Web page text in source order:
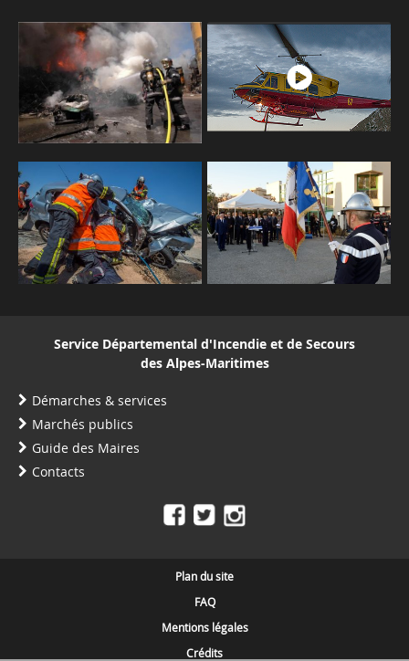
Service Départemental d'Incendie et de Secours
des Alpes-Maritimes
Démarches & services
Marchés publics
Guide des Maires
Contacts
Plan du site
FAQ
Mentions légales
Crédits